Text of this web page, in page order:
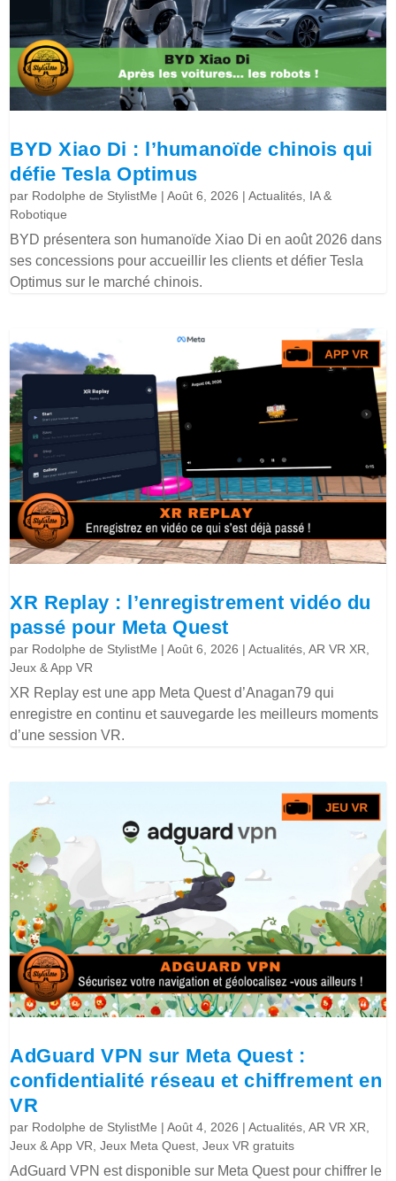
BYD Xiao Di : l’humanoïde chinois qui
défie Tesla Optimus
par Rodolphe de StylistMe |Août 6, 2026 |Actualités, IA &
Robotique
BYD présentera son humanoïde Xiao Di en août 2026 dans
ses concessions pour accueillir les clients et défier Tesla
Optimus sur le marché chinois.
XR Replay : l’enregistrement vidéo du
passé pour Meta Quest
par Rodolphe de StylistMe |Août 6, 2026 |Actualités,AR VR XR,
Jeux & App VR
XR Replay est une app Meta Quest d’Anagan79 qui
enregistre en continu et sauvegarde les meilleurs moments
d’une session VR.
AdGuard VPN sur Meta Quest :
confidentialité réseau et chiffrement en
VR
par Rodolphe de StylistMe |Août 4, 2026 |Actualités,AR VR XR,
Jeux & App VR,Jeux Meta Quest,Jeux VR gratuits
AdGuard VPN est disponible sur Meta Quest pour chiffrer le